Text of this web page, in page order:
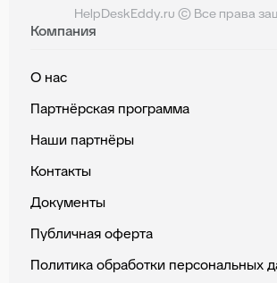
HelpDeskEddy.ru © Все права
Компания
О нас
Партнёрская программа
Наши партнёры
Контакты
Документы
Публичная оферта
Политика обработки персональных